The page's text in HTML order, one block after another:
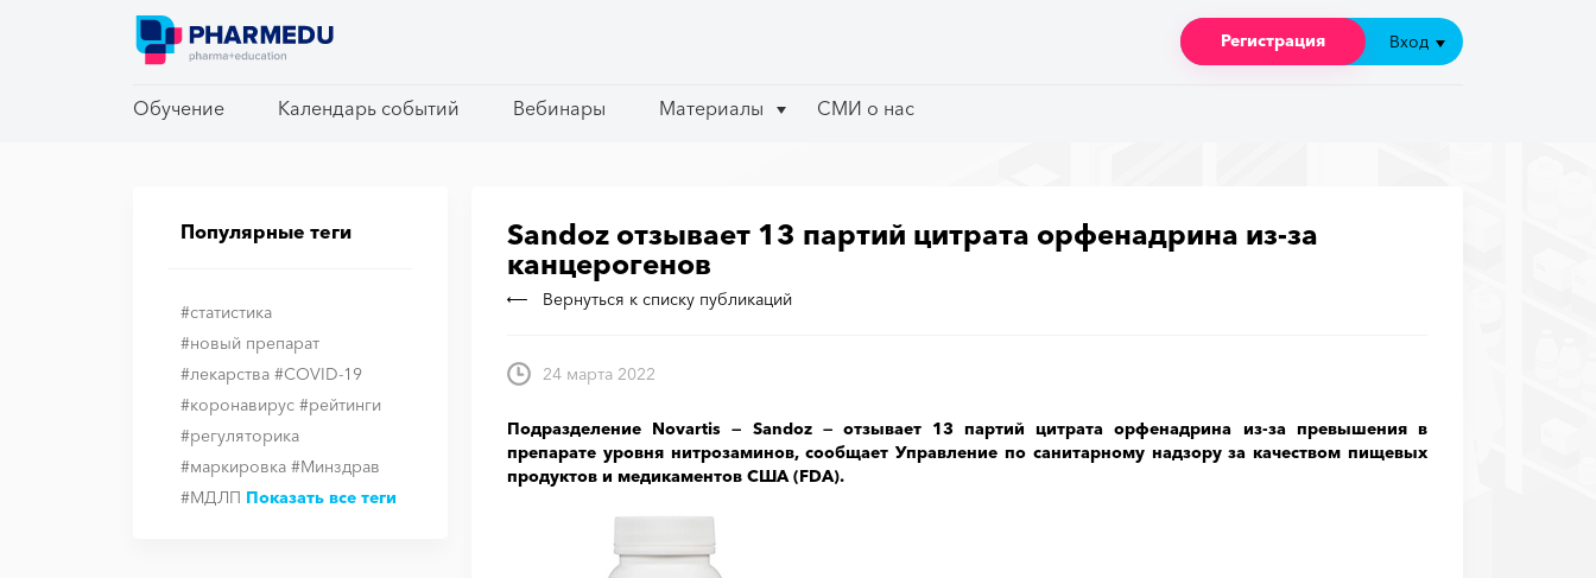
Обучение Календарь событий Вебинары Материалы СМИ о нас
Регистрация Вход
Обучение Календарь событий Вебинары Материалы СМИ о нас
Регистрация Вход
Популярные теги
#статистика
#новый препарат
#лекарства #COVID-19
#коронавирус #рейтинги
#регуляторика
#маркировка #Минздрав
#МДЛП Показать все теги
Sandoz отзывает 13 партий цитрата орфенадрина из-за
канцерогенов
Вернуться к списку публикаций
24 марта 2022
Подразделение Novartis — Sandoz — отзывает 13 партий цитрата орфенадрина из-за превышения в
препарате уровня нитрозаминов, сообщает Управление по санитарному надзору за качеством пищевых
продуктов и медикаментов США (FDA).